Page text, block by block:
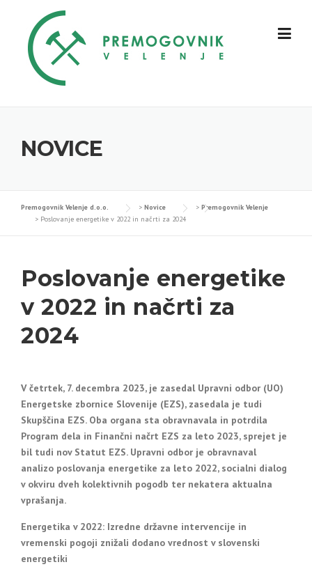
content
NOVICE
Premogovnik Velenje d.o.o. > Novice > Premogovnik Velenje
> Poslovanje energetike v 2022 in načrti za 2024
Poslovanje energetike
v 2022 in načrti za
2024
V četrtek, 7. decembra 2023, je zasedal Upravni odbor (UO)
Energetske zbornice Slovenije (EZS), zasedala je tudi
Skupščina EZS. Oba organa sta obravnavala in potrdila
Program dela in Finančni načrt EZS za leto 2023, sprejet je
bil tudi nov Statut EZS. Upravni odbor je obravnaval
analizo poslovanja energetike za leto 2022, socialni dialog
v okviru dveh kolektivnih pogodb ter nekatera aktualna
vprašanja.
Energetika v 2022: Izredne državne intervencije in
vremenski pogoji znižali dodano vrednost v slovenski
energetiki